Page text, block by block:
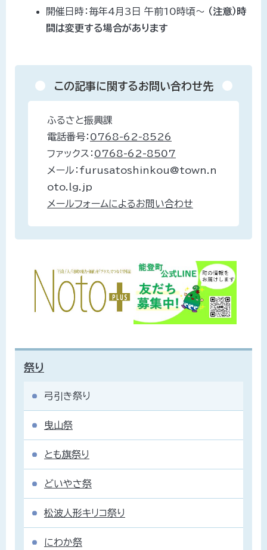
開催日時：毎年4月3日 午前10時頃～ （注意）時
間は変更する場合があります
この記事に関するお問い合わせ先
ふるさと振興課
電話番号： 0768-62-8526
ファックス： 0768-62-8507
メール：furusatoshinkou@town.n
oto.lg.jp
メールフォームによるお問い合わせ
祭り
弓引き祭り
曳山祭
とも旗祭り
どいやさ祭
松波人形キリコ祭り
にわか祭